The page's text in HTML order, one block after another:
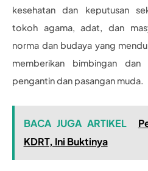
kesehatan dan keputusan
tokoh agama, adat, dan
norma dan budaya yang
memberikan bimbingan
pengantin dan pasangan muda.
BACA JUGA ARTIKEL
KDRT, Ini Buktinya